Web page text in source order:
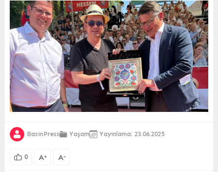
BasınPress Yaşam Yayınlama: 23.06.2025
0 A+ A-